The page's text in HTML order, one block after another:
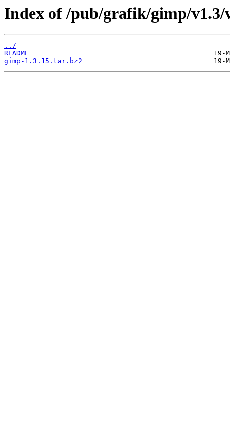
Index of /pub/grafik/gimp/v1.3/
../
README
gimp-1.3.15.tar.bz2